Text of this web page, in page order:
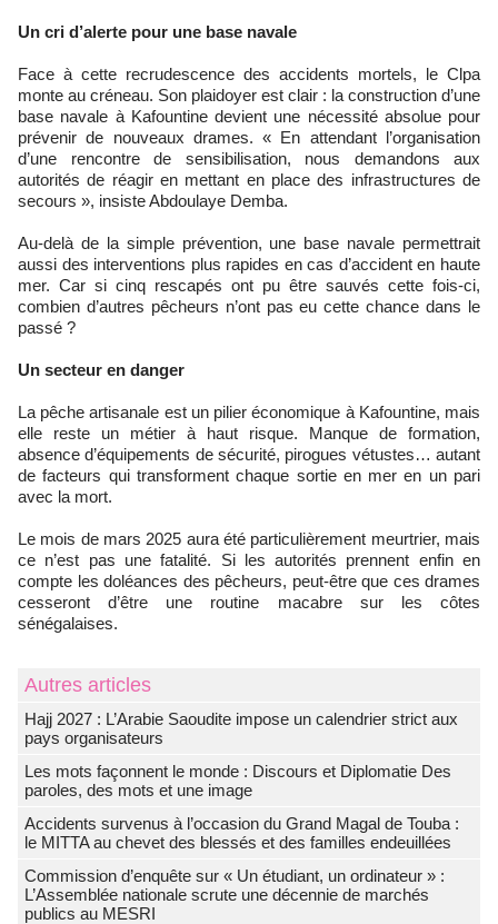
Un cri d’alerte pour une base navale
Face à cette recrudescence des accidents mortels, le Clpa
monte au créneau. Son plaidoyer est clair : la construction d’une
base navale à Kafountine devient une nécessité absolue pour
prévenir de nouveaux drames. « En attendant l’organisation
d’une rencontre de sensibilisation, nous demandons aux
autorités de réagir en mettant en place des infrastructures de
secours », insiste Abdoulaye Demba.
Au-delà de la simple prévention, une base navale permettrait
aussi des interventions plus rapides en cas d’accident en haute
mer. Car si cinq rescapés ont pu être sauvés cette fois-ci,
combien d’autres pêcheurs n’ont pas eu cette chance dans le
passé ?
Un secteur en danger
La pêche artisanale est un pilier économique à Kafountine, mais
elle reste un métier à haut risque. Manque de formation,
absence d’équipements de sécurité, pirogues vétustes… autant
de facteurs qui transforment chaque sortie en mer en un pari
avec la mort.
Le mois de mars 2025 aura été particulièrement meurtrier, mais
ce n’est pas une fatalité. Si les autorités prennent enfin en
compte les doléances des pêcheurs, peut-être que ces drames
cesseront d’être une routine macabre sur les côtes
sénégalaises.
Autres articles
Hajj 2027 : L’Arabie Saoudite impose un calendrier strict aux
pays organisateurs
Les mots façonnent le monde : Discours et Diplomatie Des
paroles, des mots et une image
Accidents survenus à l’occasion du Grand Magal de Touba :
le MITTA au chevet des blessés et des familles endeuillées
Commission d’enquête sur « Un étudiant, un ordinateur » :
L’Assemblée nationale scrute une décennie de marchés
publics au MESRI